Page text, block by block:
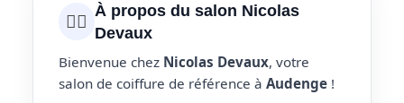
💇‍♀️ À propos du salon Nicolas
Devaux
Bienvenue chez Nicolas Devaux, votre
salon de coiffure de référence à Audenge !